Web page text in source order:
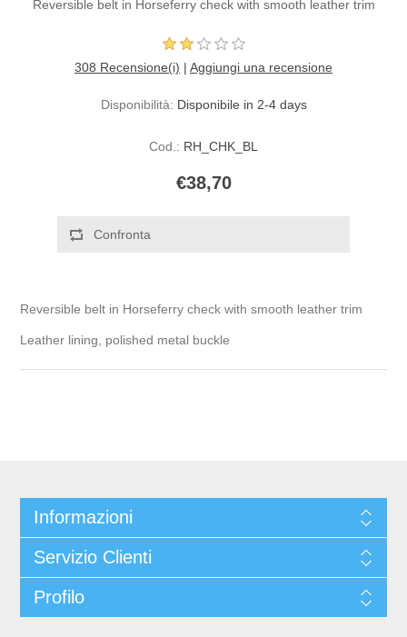
Reversible belt in Horseferry check with smooth leather trim
308 Recensione(i) | Aggiungi una recensione
Disponibilità: Disponibile in 2-4 days
Cod.: RH_CHK_BL
€38,70
Reversible belt in Horseferry check with smooth leather trim
Leather lining, polished metal buckle
Informazioni
Servizio Clienti
Profilo